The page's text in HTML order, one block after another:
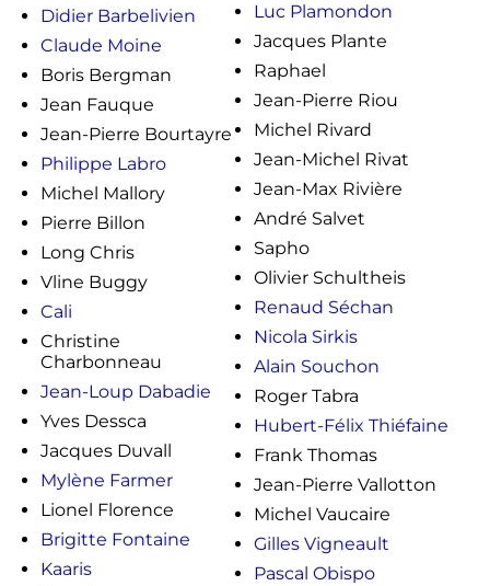
Didier Barbelivien
Claude Moine
Boris Bergman
Jean Fauque
Jean-Pierre Bourtayre
Philippe Labro
Michel Mallory
Pierre Billon
Long Chris
Vline Buggy
Cali
Christine
Charbonneau
Jean-Loup Dabadie
Yves Dessca
Jacques Duvall
Mylène Farmer
Lionel Florence
Brigitte Fontaine
Kaaris
Luc Plamondon
Jacques Plante
Raphael
Jean-Pierre Riou
Michel Rivard
Jean-Michel Rivat
Jean-Max Rivière
André Salvet
Sapho
Olivier Schultheis
Renaud Séchan
Nicola Sirkis
Alain Souchon
Roger Tabra
Hubert-Félix Thiéfaine
Frank Thomas
Jean-Pierre Vallotton
Michel Vaucaire
Gilles Vigneault
Pascal Obispo